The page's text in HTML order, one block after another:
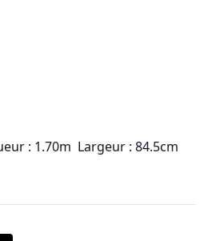
: 1.70m Largeur : 84.5cm